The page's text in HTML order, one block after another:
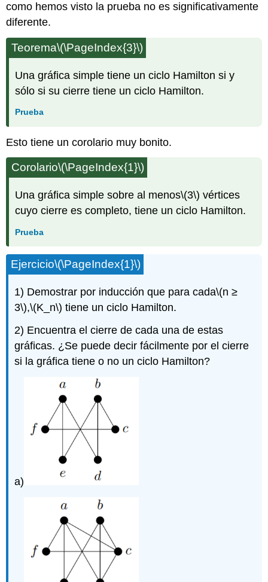
como hemos visto la prueba no es significativamente
diferente.
Teorema\(\PageIndex{3}\)
Una gráfica simple tiene un ciclo Hamilton si y
sólo si su cierre tiene un ciclo Hamilton.
Prueba
Esto tiene un corolario muy bonito.
Corolario\(\PageIndex{1}\)
Una gráfica simple sobre al menos\(3\) vértices
cuyo cierre es completo, tiene un ciclo Hamilton.
Prueba
Ejercicio\(\PageIndex{1}\)
1) Demostrar por inducción que para cada\(n ≥
3\),\(K_n\) tiene un ciclo Hamilton.
2) Encuentra el cierre de cada una de estas
gráficas. ¿Se puede decir fácilmente por el cierre
si la gráfica tiene o no un ciclo Hamilton?
a)